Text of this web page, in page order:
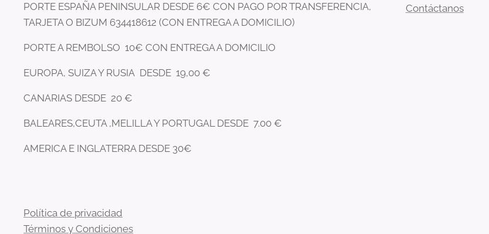
PORTE ESPAÑA PENINSULAR DESDE 6€ CON PAGO POR TRANSFERENCIA,
TARJETA O BIZUM 634418612 (CON ENTREGA A DOMICILIO)
PORTE A REMBOLSO 10€ CON ENTREGA A DOMICILIO
EUROPA, SUIZA Y RUSIA DESDE 19,00 €
CANARIAS DESDE 20 €
BALEARES,CEUTA ,MELILLA Y PORTUGAL DESDE 7.00 €
AMERICA E INGLATERRA DESDE 30€
Política de privacidad
Términos y Condiciones
Contáctanos